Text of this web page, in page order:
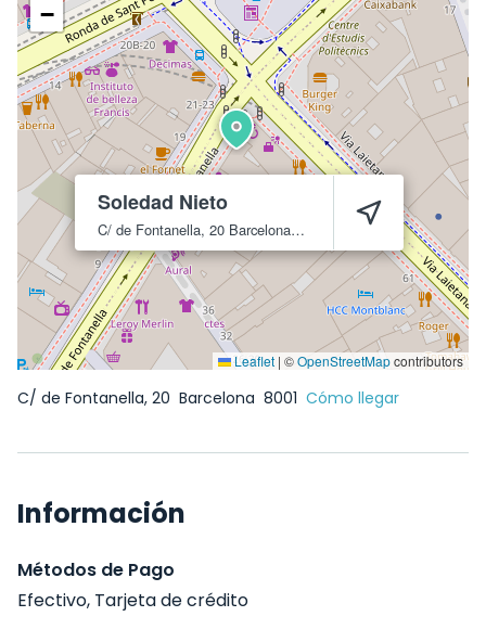
Soledad Nieto
C/ de Fontanella, 20 Barcelona 8001
−
Leaflet | ©OpenStreetMapcontributors
C/ de Fontanella, 20 Barcelona 8001 Cómo llegar
Información
Métodos de Pago
Efectivo, Tarjeta de crédito